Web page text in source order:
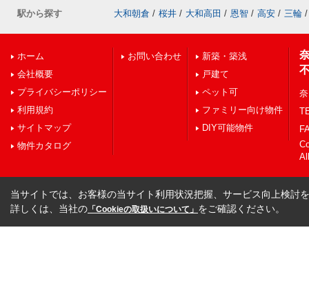
駅から探す
大和朝倉 / 桜井 / 大和高田 / 恩智 / 高安 / 三輪 /
ホーム
会社概要
プライバシーポリシー
利用規約
サイトマップ
物件カタログ
お問い合わせ
新築・築浅
戸建て
ペット可
ファミリー向け物件
DIY可能物件
当サイトでは、お客様の当サイト利用状況把握、サービス向上検討
詳しくは、当社の 「Cookieの取扱いについて」 をご確認ください。